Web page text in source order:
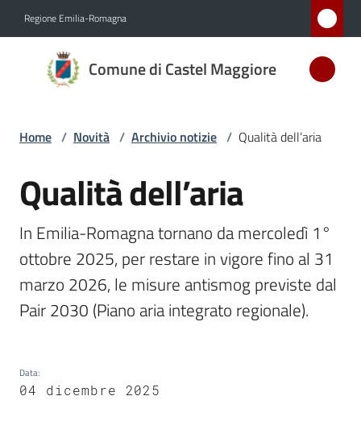
Regione Emilia-Romagna
Comune di Castel Maggiore
Comune
di Castel
D'ARGENTO
CIVILE
Amministrazione
Novità
Menu selezionato
Vivere
Castel
Home / Novità / Archivio notizie / Qualità dell’aria
Salta al contenuto
Qualità dell’aria
In Emilia-Romagna tornano da mercoledì 1°
ottobre 2025, per restare in vigore fino al 31
marzo 2026, le misure antismog previste dal
Pair 2030 (Piano aria integrato regionale).
Data:
04 dicembre 2025